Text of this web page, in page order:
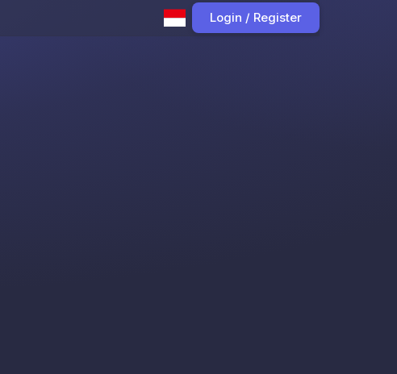
Login / Register